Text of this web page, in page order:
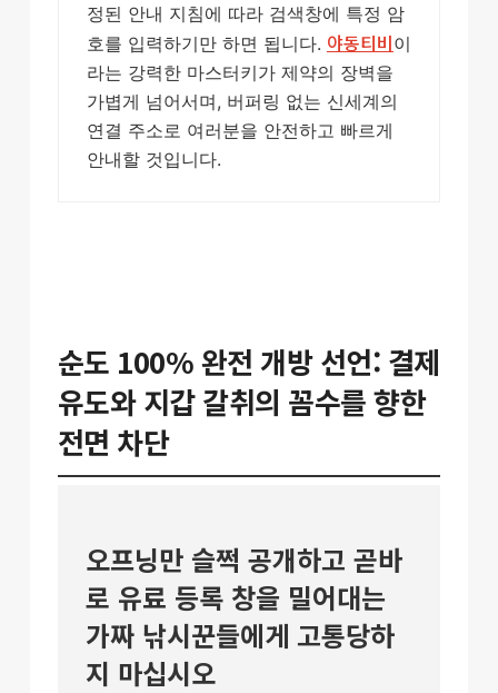
정된 안내 지침에 따라 검색창에 특정 암
호를 입력하기만 하면 됩니다. 야동티비이
라는 강력한 마스터키가 제약의 장벽을
가볍게 넘어서며, 버퍼링 없는 신세계의
연결 주소로 여러분을 안전하고 빠르게
안내할 것입니다.
순도 100% 완전 개방 선언: 결제
유도와 지갑 갈취의 꼼수를 향한
전면 차단
오프닝만 슬쩍 공개하고 곧바
로 유료 등록 창을 밀어대는
가짜 낚시꾼들에게 고통당하
지 마십시오